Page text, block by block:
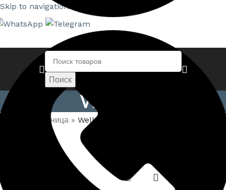
Skip to navigation
Поиск
Wellton
Главная страница » Wellton